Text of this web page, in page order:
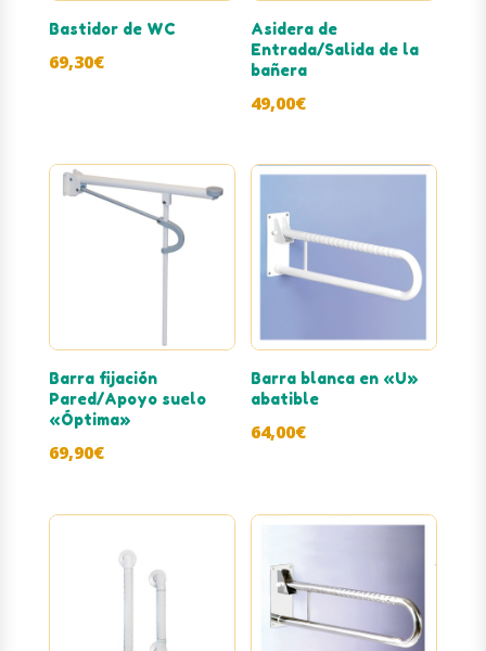
Bastidor de WC
69,30€
Asidera de
Entrada/Salida de la
bañera
49,00€
Barra fijación
Pared/Apoyo suelo
«Óptima»
69,90€
Barra blanca en «U»
abatible
64,00€